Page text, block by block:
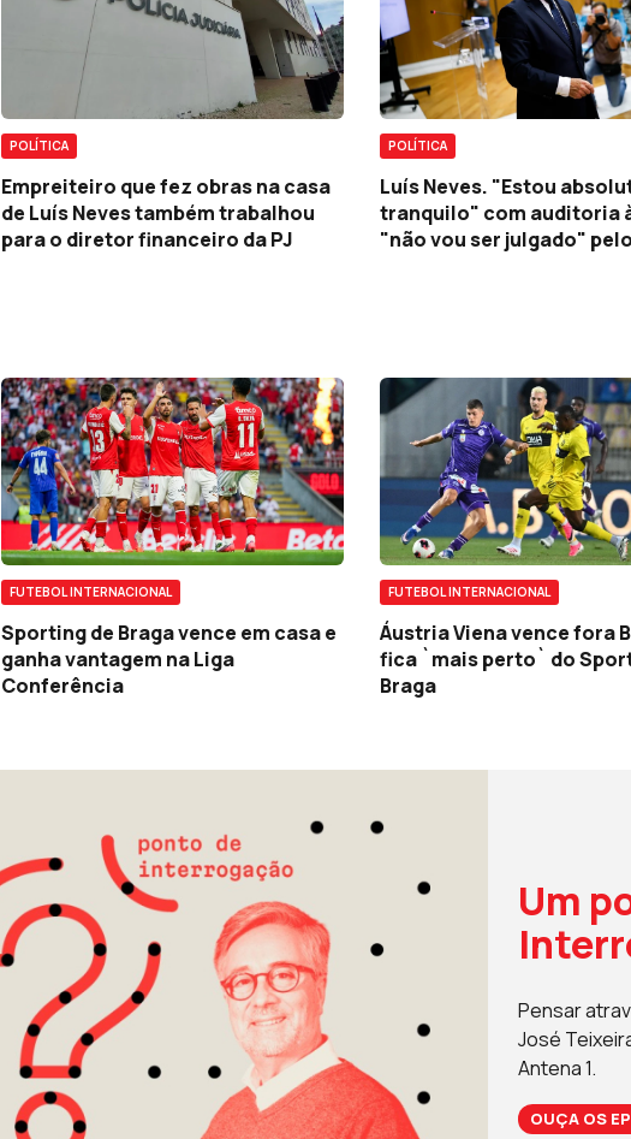
POLÍTICA
Empreiteiro que fez obras na casa
de Luís Neves também trabalhou
para o diretor financeiro da PJ
POLÍTICA
Luís Neves. "Estou
tranquilo" com auditoria
"não vou ser julgado"
FUTEBOL INTERNACIONAL
Sporting de Braga vence em casa e
ganha vantagem na Liga
Conferência
FUTEBOL INTERNACIONAL
Áustria Viena vence fora
fica `mais perto` do
Braga
Um
Pensar
José
Antena 1.
OUÇA OS